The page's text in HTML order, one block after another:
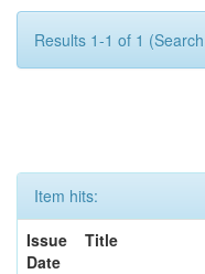
Results 1-1 of 1
Item hits:
Issue
Date
Title